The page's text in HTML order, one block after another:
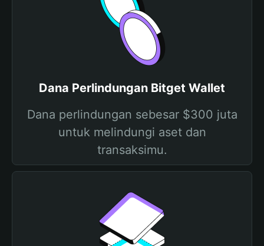
Dana Perlindungan Bitget Wallet
Dana perlindungan sebesar $300 juta
untuk melindungi aset dan
transaksimu.